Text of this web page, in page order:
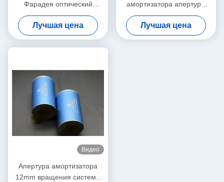
Фарадея оптический
изолятор высокая
мощность
Лучшая цена
амортизатора апертуры
850nm Фарадея 12mm
оптически
Лучшая цена
Видео
Апертура амортизатора
12mm вращения системы